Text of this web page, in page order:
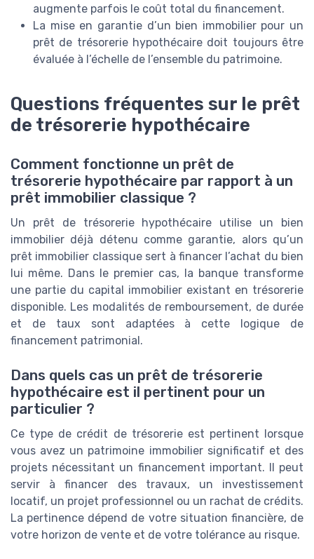
augmente parfois le coût total du financement.
La mise en garantie d’un bien immobilier pour un
prêt de trésorerie hypothécaire doit toujours être
évaluée à l’échelle de l’ensemble du patrimoine.
Questions fréquentes sur le prêt
de trésorerie hypothécaire
Comment fonctionne un prêt de
trésorerie hypothécaire par rapport à un
prêt immobilier classique ?
Un prêt de trésorerie hypothécaire utilise un bien
immobilier déjà détenu comme garantie, alors qu’un
prêt immobilier classique sert à financer l’achat du bien
lui même. Dans le premier cas, la banque transforme
une partie du capital immobilier existant en trésorerie
disponible. Les modalités de remboursement, de durée
et de taux sont adaptées à cette logique de
financement patrimonial.
Dans quels cas un prêt de trésorerie
hypothécaire est il pertinent pour un
particulier ?
Ce type de crédit de trésorerie est pertinent lorsque
vous avez un patrimoine immobilier significatif et des
projets nécessitant un financement important. Il peut
servir à financer des travaux, un investissement
locatif, un projet professionnel ou un rachat de crédits.
La pertinence dépend de votre situation financière, de
votre horizon de vente et de votre tolérance au risque.